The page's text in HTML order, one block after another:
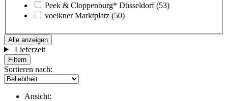
Peek & Cloppenburg* Düsseldorf (53)
voelkner Marktplatz (50)
Alle anzeigen
Lieferzeit
Filtern
Sortieren nach:
Ansicht: